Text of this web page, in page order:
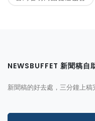
NEWSBUFFET 新聞稿自
新聞稿的好去處，三分鐘上稿